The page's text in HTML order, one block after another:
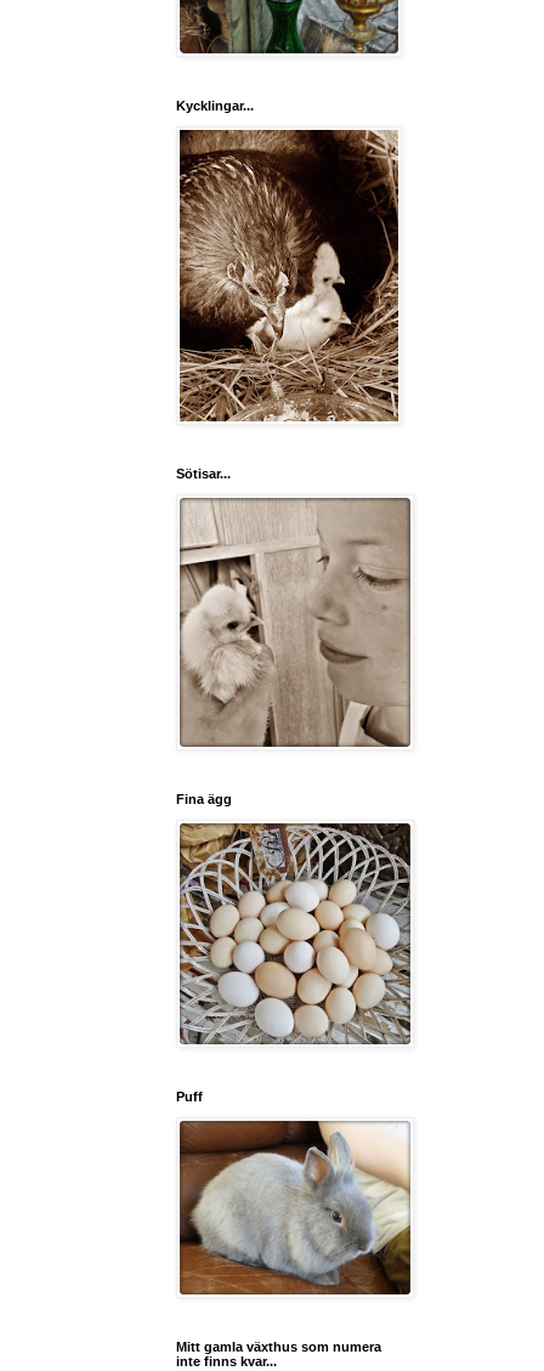
Kycklingar...
Sötisar...
Fina ägg
Puff
Mitt gamla växthus som numera
inte finns kvar...